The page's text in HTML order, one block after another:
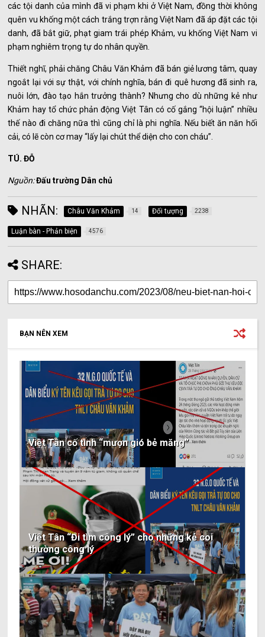
các tội danh của mình đã vi phạm khi ở Việt Nam, đồng thời không
quên vu khống một cách trắng trợn rằng Việt Nam đã áp đặt các tội
danh, đã bắt giữ, phạt giam trái phép Khảm, vu khống Việt Nam vi
phạm nghiêm trọng tự do nhân quyền.
Thiết nghĩ, phải chăng Châu Văn Khảm đã bán giẻ lương tâm, quay
ngoắt lại với sự thật, với chính nghĩa, bán đi quê hương đã sinh ra,
nuôi lớn, đào tạo hắn trưởng thành? Nhưng cho dù những kẻ như
Khảm hay tổ chức phản động Việt Tân có cố gắng “hội luận” nhiều
thế nào đi chăng nữa thì cũng chỉ là phi nghĩa. Nếu biết ăn năn hối
cải, có lẽ còn cơ may “lấy lại chút thể diện cho con cháu”.
TÚ. ĐỖ
Nguồn:Đấu trường Dân chủ
NHÃN: Châu Văn Khảm 14 Đối tượng 2238
Luận bàn - Phản biện 4576
SHARE:
BẠN NÊN XEM
Việt Tân cố tình “mượn gió bẻ măng”
Việt Tân “Đi tìm công lý” cho những kẻ coi
thường công lý